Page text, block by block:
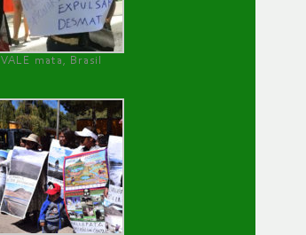
VALE mata, Brasil